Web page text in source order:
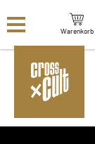
Warenkorb